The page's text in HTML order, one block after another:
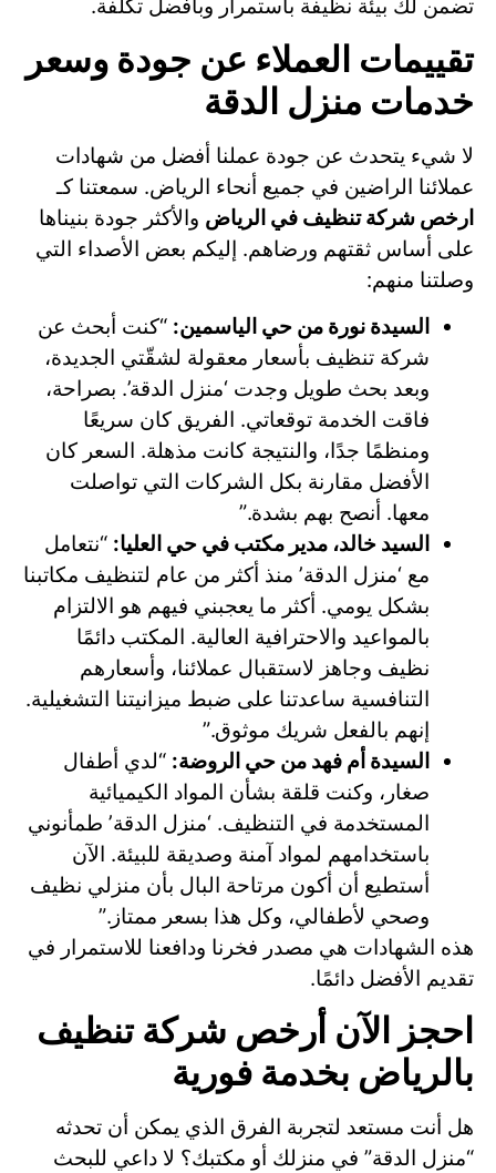
تضمن لك بيئة نظيفة باستمرار وبأفضل تكلفة.
تقييمات العملاء عن جودة وسعر
خدمات منزل الدقة
لا شيء يتحدث عن جودة عملنا أفضل من شهادات
عملائنا الراضين في جميع أنحاء الرياض. سمعتنا كـ
ارخص شركة تنظيف في الرياض والأكثر جودة بنيناها
على أساس ثقتهم ورضاهم. إليكم بعض الأصداء التي
وصلتنا منهم:
السيدة نورة من حي الياسمين: “كنت أبحث عن
شركة تنظيف بأسعار معقولة لشقّتي الجديدة،
وبعد بحث طويل وجدت ‘منزل الدقة’. بصراحة،
فاقت الخدمة توقعاتي. الفريق كان سريعًا
ومنظمًا جدًا، والنتيجة كانت مذهلة. السعر كان
الأفضل مقارنة بكل الشركات التي تواصلت
معها. أنصح بهم بشدة.”
السيد خالد، مدير مكتب في حي العليا: “نتعامل
مع ‘منزل الدقة’ منذ أكثر من عام لتنظيف مكاتبنا
بشكل يومي. أكثر ما يعجبني فيهم هو الالتزام
بالمواعيد والاحترافية العالية. المكتب دائمًا
نظيف وجاهز لاستقبال عملائنا، وأسعارهم
التنافسية ساعدتنا على ضبط ميزانيتنا التشغيلية.
إنهم بالفعل شريك موثوق.”
السيدة أم فهد من حي الروضة: “لدي أطفال
صغار، وكنت قلقة بشأن المواد الكيميائية
المستخدمة في التنظيف. ‘منزل الدقة’ طمأنوني
باستخدامهم لمواد آمنة وصديقة للبيئة. الآن
أستطيع أن أكون مرتاحة البال بأن منزلي نظيف
وصحي لأطفالي، وكل هذا بسعر ممتاز.”
هذه الشهادات هي مصدر فخرنا ودافعنا للاستمرار في
تقديم الأفضل دائمًا.
احجز الآن أرخص شركة تنظيف
بالرياض بخدمة فورية
هل أنت مستعد لتجربة الفرق الذي يمكن أن تحدثه
“منزل الدقة” في منزلك أو مكتبك؟ لا داعي للبحث